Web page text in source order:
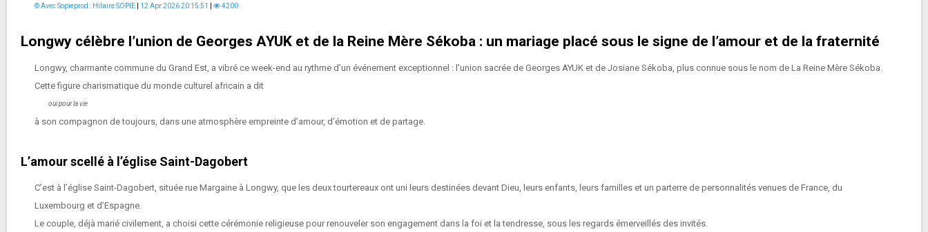
© Avec Sopieprod : Hilaire SOPIE 12 Apr 2026 20:15:51 4200
Longwy célèbre l’union de Georges AYUK et de la Reine Mère Sékoba : un mariage placé sous le signe de l’amour et de la fraternité
Longwy, charmante commune du Grand Est, a vibré ce week-end au rythme d’un événement exceptionnel : l’union sacrée de Georges AYUK et de Josiane Sékoba, plus connue sous le nom de La Reine Mère Sékoba.
Cette figure charismatique du monde culturel africain a dit
oui pour la vie
à son compagnon de toujours, dans une atmosphère empreinte d’amour, d’émotion et de partage.
L’amour scellé à l’église Saint-Dagobert
C’est à l’église Saint-Dagobert, située rue Margaine à Longwy, que les deux tourtereaux ont uni leurs destinées devant Dieu, leurs enfants, leurs familles et un parterre de personnalités venues de France, du
Luxembourg et d’Espagne.
Le couple, déjà marié civilement, a choisi cette cérémonie religieuse pour renouveler son engagement dans la foi et la tendresse, sous les regards émerveillés des invités.